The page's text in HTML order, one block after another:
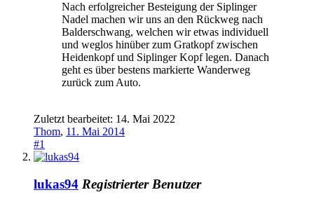
Nach erfolgreicher Besteigung der Siplinger
Nadel machen wir uns an den Rückweg nach
Balderschwang, welchen wir etwas individuell
und weglos hinüber zum Gratkopf zwischen
Heidenkopf und Siplinger Kopf legen. Danach
geht es über bestens markierte Wanderweg
zurück zum Auto.
Zuletzt bearbeitet: 14. Mai 2022
Thom, 11. Mai 2014
#1
lukas94 Registrierter Benutzer